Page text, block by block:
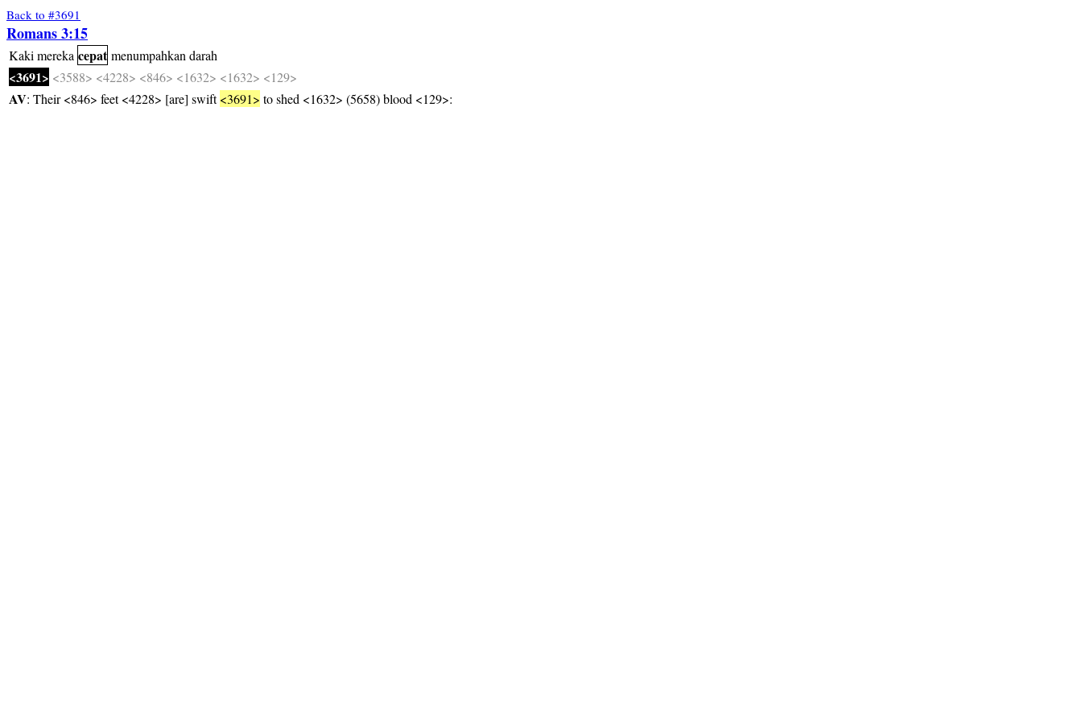
Back to #3691
Romans 3:15
Kaki mereka cepat menumpahkan darah
<3691> <3588> <4228> <846> <1632> <1632> <129>
AV: Their <846> feet <4228> [are] swift<3691> to shed <1632> (5658) blood <129>: